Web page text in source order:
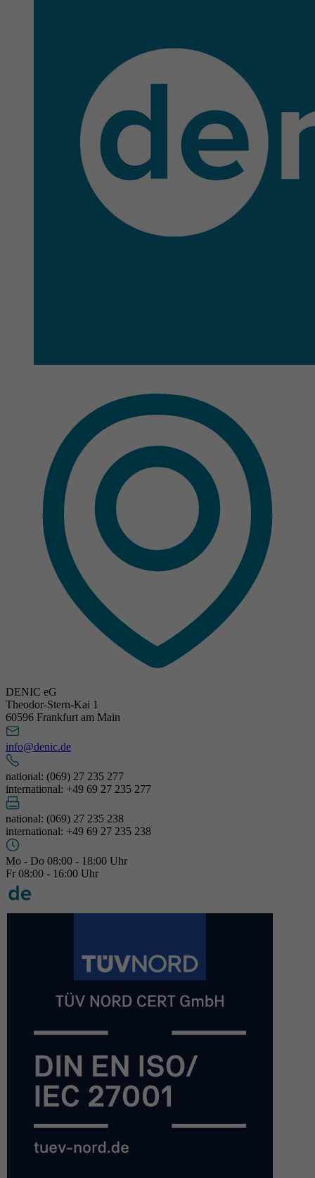
DENIC eG
Theodor-Stern-Kai 1
60596 Frankfurt am Main
info@denic.de
national: (069) 27 235 277
international: +49 69 27 235 277
national: (069) 27 235 238
international: +49 69 27 235 238
Mo - Do 08:00 - 18:00 Uhr
Fr 08:00 - 16:00 Uhr